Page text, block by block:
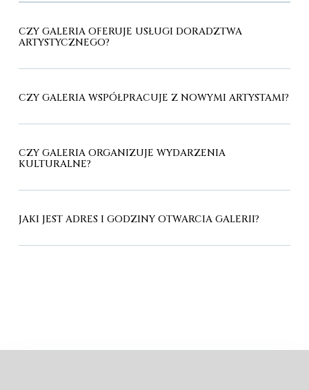
CZY GALERIA OFERUJE USŁUGI DORADZTWA
ARTYSTYCZNEGO?
CZY GALERIA WSPÓŁPRACUJE Z NOWYMI ARTYSTAMI?
CZY GALERIA ORGANIZUJE WYDARZENIA
KULTURALNE?
JAKI JEST ADRES I GODZINY OTWARCIA GALERII?